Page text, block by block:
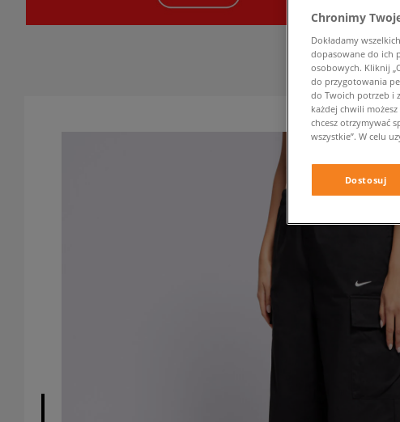
Chronimy
Dokładamy
dopasowane do ich
osobowych. Kliknij
do przygotowania
do Twoich potrzeb i
każdej chwili
chcesz otrzymywać
wszystkie”. W celu
Dostosuj